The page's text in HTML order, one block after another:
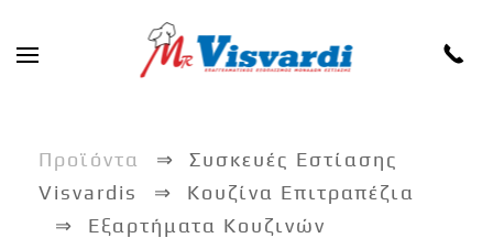
Skip to main content
Προϊόντα
Συσκευές Εστίασης
Visvardis
Κουζίνα Επιτραπέζια
Εξαρτήματα Κουζινών